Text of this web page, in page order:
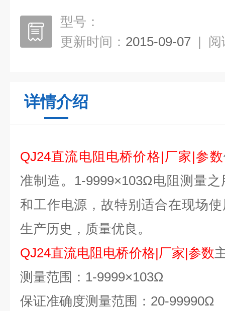
型号：
更新时间： 2015-09-07 | 阅
详情介绍
QJ24直流电阻电桥价格|厂家|参数
准制造。1-9999×103Ω电阻测量
和工作电源，故特别适合在现场
生产历史，质量优良。
QJ24直流电阻电桥价格|厂家|参数
测量范围：1-9999×103Ω
保证准确度测量范围：20-99990Ω